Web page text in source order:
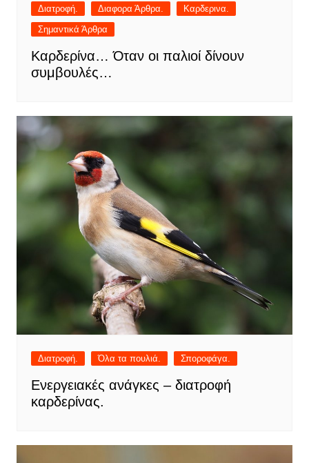
Διατροφή. Διαφορα Άρθρα.
Καρδερινα.
Σημαντικά Άρθρα
Καρδερίνα… Όταν οι παλιοί δίνουν
συμβουλές…
Διατροφή. Όλα τα πουλιά. Σποροφάγα.
Ενεργειακές ανάγκες – διατροφή
καρδερίνας.